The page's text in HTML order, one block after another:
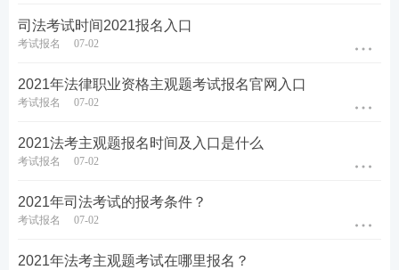
司法考试时间2021报名入口
考试报名 07-02
2021年法律职业资格主观题考试报名官网入口
考试报名 07-02
2021法考主观题报名时间及入口是什么
考试报名 07-02
2021年司法考试的报考条件？
考试报名 07-02
2021年法考主观题考试在哪里报名？